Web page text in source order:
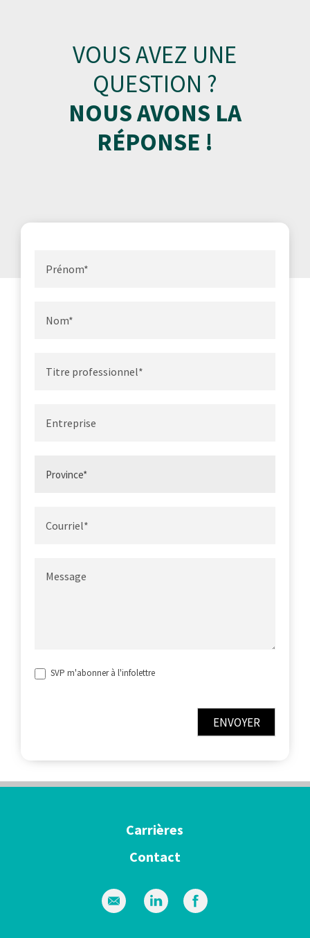
VOUS AVEZ UNE
QUESTION ?
NOUS AVONS LA
RÉPONSE !
SVP m'abonner à l'infolettre
ENVOYER
Carrières
Contact